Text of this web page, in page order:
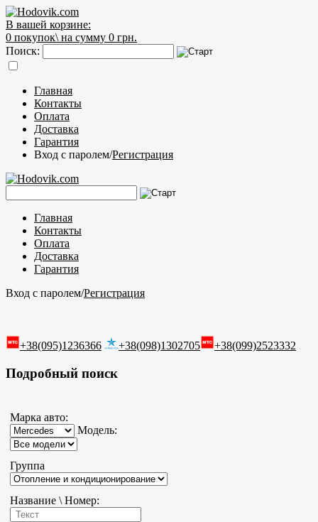
В вашей корзине:
0 покупок\ на сумму 0 грн.
Поиск:
Главная
Контакты
Оплата
Доставка
Гарантия
Вход с паролем/Регистрация
Главная
Контакты
Оплата
Доставка
Гарантия
Вход с паролем/Регистрация
+38(095)1236366 +38(098)1302705 +38(099)2523332
Подробный поиск
Марка авто:
Модель:
Группа
Название \ Номер: